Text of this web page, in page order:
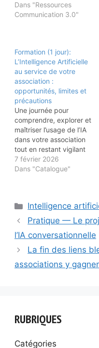
Dans "Ressources
Communication 3.0"
Formation (1 jour):
L’Intelligence Artificielle
au service de votre
association :
opportunités, limites et
précautions
Une journée pour
comprendre, explorer et
maîtriser l’usage de l’IA
dans votre association
tout en restant vigilant
sur les enjeux éthiques
et les risques potentiels.
associatif : définitions et
concepts clés, types
d’IA pertinents pour les
associations, état des
lieux…
7 février 2026
Dans "Catalogue"
Catégories
Intelligence
Pratique — Le
l’IA conversationnelle
La fin des liens
associations y
RUBRIQUES
Catégories